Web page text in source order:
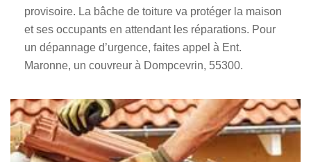
provisoire. La bâche de toiture va protéger la maison
et ses occupants en attendant les réparations. Pour
un dépannage d’urgence, faites appel à Ent.
Maronne, un couvreur à Dompcevrin, 55300.